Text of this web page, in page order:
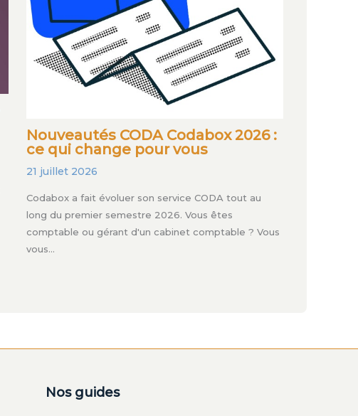
Nouveautés CODA Codabox 2026 :
ce qui change pour vous
21 juillet 2026
Codabox a fait évoluer son service CODA tout au
long du premier semestre 2026. Vous êtes
comptable ou gérant d'un cabinet comptable ? Vous
vous…
Nos guides